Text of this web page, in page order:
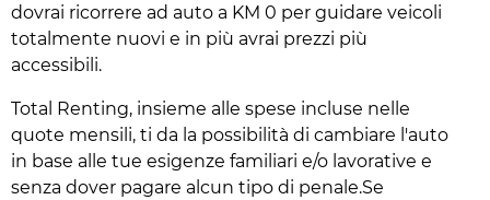
dovrai ricorrere ad auto a KM 0 per guidare veicoli
totalmente nuovi e in più avrai prezzi più
accessibili.
Total Renting, insieme alle spese incluse nelle
quote mensili, ti da la possibilità di cambiare l'auto
in base alle tue esigenze familiari e/o lavorative e
senza dover pagare alcun tipo di penale.Se